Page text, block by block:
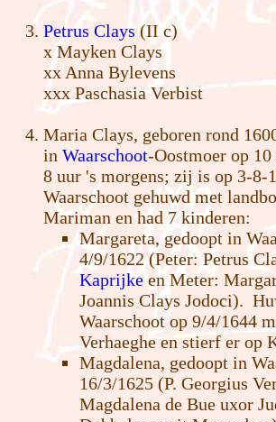
Petrus Clays (II c)
x Mayken Clays
xx Anna Bylevens
xxx Paschasia Verbist
Maria Clays, geboren rond
in Waarschoot-Oostmoer op
8 uur 's morgens; zij is op 3-8-
Waarschoot gehuwd met
Mariman en had 7 kinderen:
Margareta, gedoopt in
4/9/1622 (Peter: Petrus
Kaprijkeen Meter:
Joannis Clays Jodoci).
Waarschoot op 9/4/1644
Verhaeghe en stierf er op
Magdalena, gedoopt in
16/3/1625 (P. Georgius
Magdalena de Bue uxor